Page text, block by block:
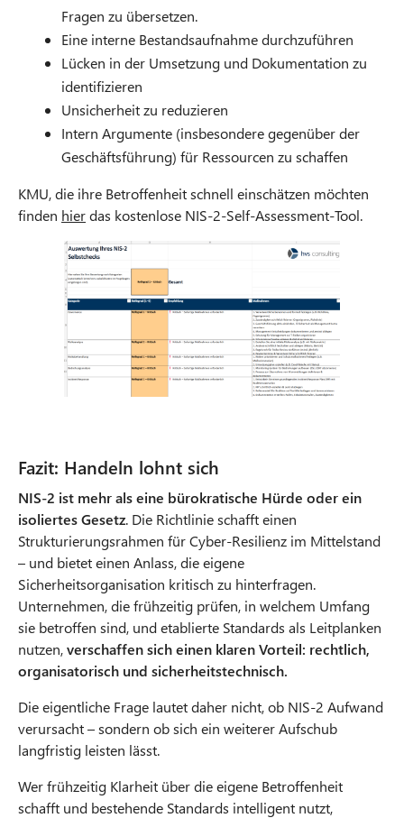
Fragen zu übersetzen.
Eine interne Bestandsaufnahme durchzuführen
Lücken in der Umsetzung und Dokumentation zu
identifizieren
Unsicherheit zu reduzieren
Intern Argumente (insbesondere gegenüber der
Geschäftsführung) für Ressourcen zu schaffen
KMU, die ihre Betroffenheit schnell einschätzen möchten
finden hierdas kostenlose NIS-2-Self‑Assessment-Tool.
Fazit: Handeln lohnt sich
NIS-2 ist mehr als eine bürokratische Hürde oder ein
isoliertes Gesetz. Die Richtlinie schafft einen
Strukturierungsrahmen für Cyber‑Resilienz im Mittelstand
– und bietet einen Anlass, die eigene
Sicherheitsorganisation kritisch zu hinterfragen.
Unternehmen, die frühzeitig prüfen, in welchem Umfang
sie betroffen sind, und etablierte Standards als Leitplanken
nutzen,verschaffen sich einen klaren Vorteil: rechtlich,
organisatorisch und sicherheitstechnisch.
Die eigentliche Frage lautet daher nicht, ob NIS-2 Aufwand
verursacht – sondern ob sich ein weiterer Aufschub
langfristig leisten lässt.
Wer frühzeitig Klarheit über die eigene Betroffenheit
schafft und bestehende Standards intelligent nutzt,